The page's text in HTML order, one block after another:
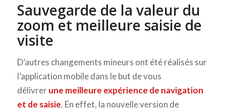
Sauvegarde de la valeur du
zoom et meilleure saisie de
visite
D’autres changements mineurs ont été réalisés sur
l’application mobile dans le but de vous
délivrerune meilleure expérience de navigation
et de saisie. En effet, la nouvelle version de